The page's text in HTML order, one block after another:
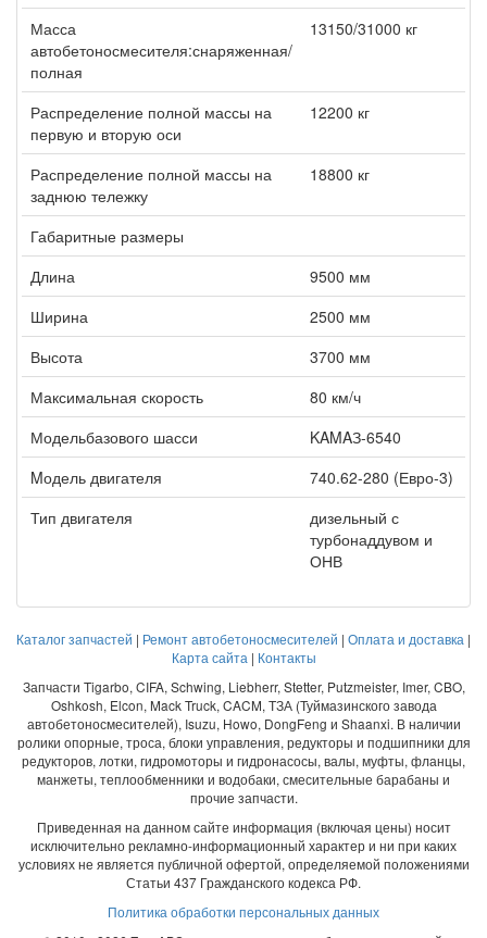
Масса
автобетоносмесителя:снаряженная/
полная
13150/31000 кг
Распределение полной массы на
первую и вторую оси
12200 кг
Распределение полной массы на
заднюю тележку
18800 кг
Габаритные размеры
Длина
9500 мм
Ширина
2500 мм
Высота
3700 мм
Максимальная скорость
80 км/ч
Модельбазового шасси
KAMAЗ-6540
Mодель двигателя
740.62-280 (Евро-3)
Тип двигателя
дизельный с
турбонаддувом и
ОНВ
Каталог запчастей | Ремонт автобетоносмесителей | Оплата и доставка |
Карта сайта | Контакты
Запчасти Tigarbo, CIFA, Schwing, Liebherr, Stetter, Putzmeister, Imer, CBO,
Oshkosh, Elcon, Mack Truck, CACM, ТЗА (Туймазинского завода
автобетоносмесителей), Isuzu, Howo, DongFeng и Shaanxi. В наличии
ролики опорные, троса, блоки управления, редукторы и подшипники для
редукторов, лотки, гидромоторы и гидронасосы, валы, муфты, фланцы,
манжеты, теплообменники и водобаки, смесительные барабаны и
прочие запчасти.
Приведенная на данном сайте информация (включая цены) носит
исключительно рекламно-информационный характер и ни при каких
условиях не является публичной офертой, определяемой положениями
Статьи 437 Гражданского кодекса РФ.
Политика обработки персональных данных